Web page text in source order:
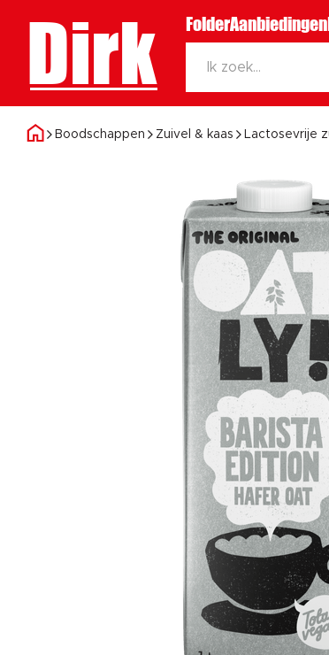
Dirk FolderAanbiedingen
Boodschappen Zuivel & kaas Lactosevrije